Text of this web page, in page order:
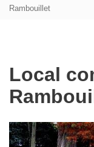
Rambouillet
Local